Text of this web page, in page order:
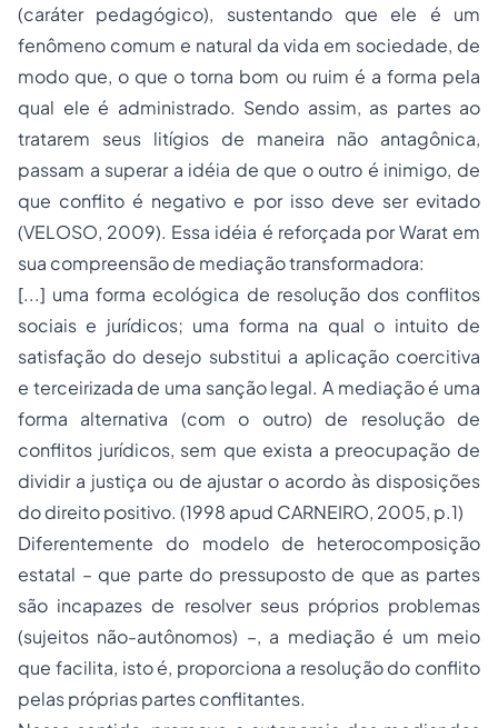
(caráter pedagógico), sustentando que ele é um
fenômeno comum e natural da vida em sociedade, de
modo que, o que o torna bom ou ruim é a forma pela
qual ele é administrado. Sendo assim, as partes ao
tratarem seus litígios de maneira não antagônica,
passam a superar a idéia de que o outro é inimigo, de
que conflito é negativo e por isso deve ser evitado
(VELOSO, 2009). Essa idéia é reforçada por Warat em
sua compreensão de mediação transformadora:
[...] uma forma ecológica de resolução dos conflitos
sociais e jurídicos; uma forma na qual o intuito de
satisfação do desejo substitui a aplicação coercitiva
e terceirizada de uma sanção legal. A mediação é uma
forma alternativa (com o outro) de resolução de
conflitos jurídicos, sem que exista a preocupação de
dividir a justiça ou de ajustar o acordo às disposições
do direito positivo. (1998 apud CARNEIRO, 2005, p.1)
Diferentemente do modelo de heterocomposição
estatal – que parte do pressuposto de que as partes
são incapazes de resolver seus próprios problemas
(sujeitos não-autônomos) –, a mediação é um meio
que facilita, isto é, proporciona a resolução do conflito
pelas próprias partes conflitantes.